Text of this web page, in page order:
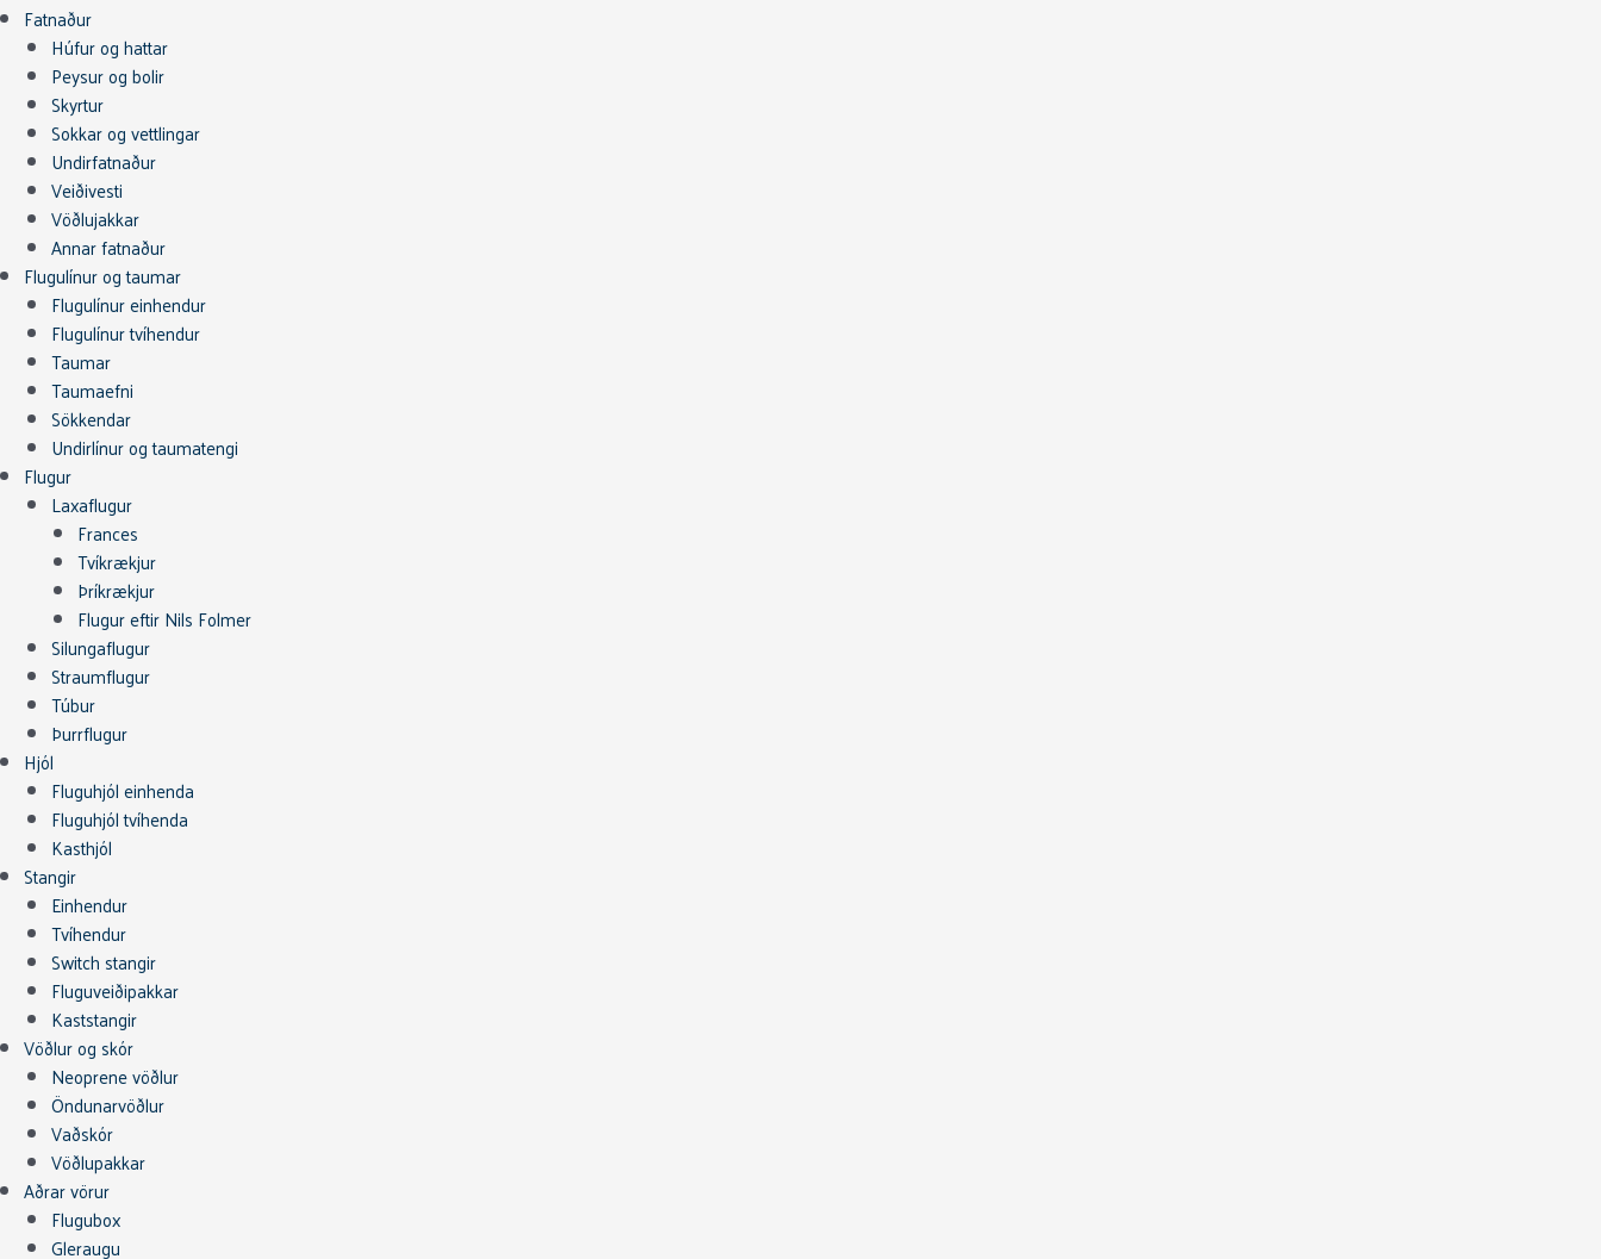
Fatnaður
Húfur og hattar
Peysur og bolir
Skyrtur
Sokkar og vettlingar
Undirfatnaður
Veiðivesti
Vöðlujakkar
Annar fatnaður
Flugulínur og taumar
Flugulínur einhendur
Flugulínur tvíhendur
Taumar
Taumaefni
Sökkendar
Undirlínur og taumatengi
Flugur
Laxaflugur
Frances
Tvíkrækjur
Þríkrækjur
Flugur eftir Nils Folmer
Silungaflugur
Straumflugur
Túbur
Þurrflugur
Hjól
Fluguhjól einhenda
Fluguhjól tvíhenda
Kasthjól
Stangir
Einhendur
Tvíhendur
Switch stangir
Fluguveiðipakkar
Kaststangir
Vöðlur og skór
Neoprene vöðlur
Öndunarvöðlur
Vaðskór
Vöðlupakkar
Aðrar vörur
Flugubox
Gleraugu